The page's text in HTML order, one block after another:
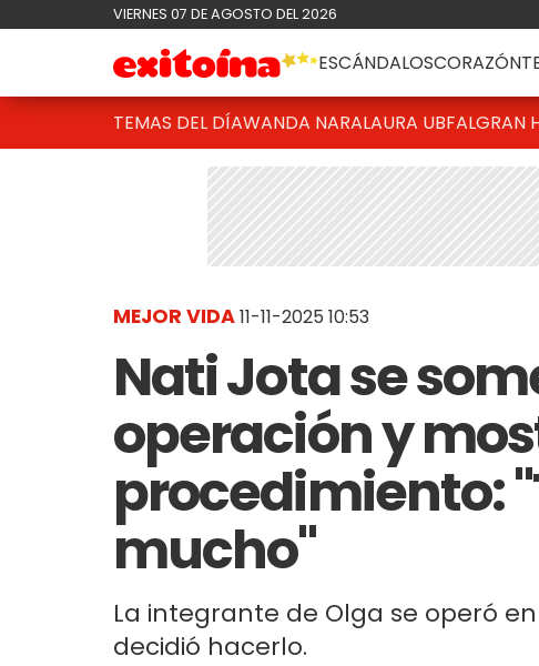
VIERNES 07 DE AGOSTO DEL 2026
ESCÁNDALOSCORAZÓN
TEMAS DEL DÍAWANDA NARALAURA UBFALGRAN
MEJOR VIDA11-11-2025 10:53
Nati Jota se
operación y
procedimiento:
mucho"
La integrante de Olga se operó
decidió hacerlo.